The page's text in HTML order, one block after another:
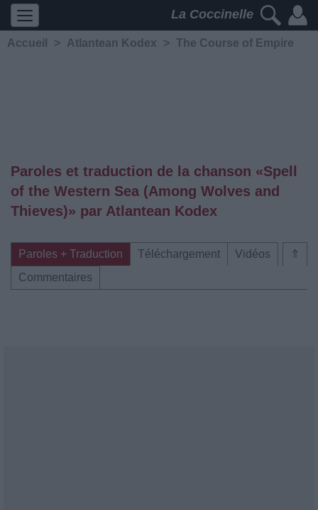
La Coccinelle
Accueil > Atlantean Kodex > The Course of Empire
Paroles et traduction de la chanson «Spell
of the Western Sea (Among Wolves and
Thieves)» par Atlantean Kodex
⇑
Paroles + Traduction Téléchargement
Vidéos
Commentaires